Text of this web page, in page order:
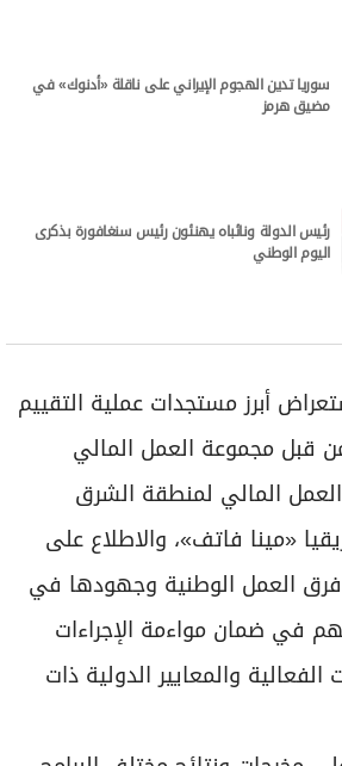
سوريا تدين الهجوم الإيراني على ناقلة «أدنوك» في
مضيق هرمز
رئيس الدولة ونائباه يهنئون رئيس سنغافورة بذكرى
اليوم الوطني
أبرز مستجدات عملية التقييم
قبل مجموعة العمل المالي
المالي لمنطقة الشرق
«مينا فاتف»، والاطلاع على
العمل الوطنية وجهودها في
في ضمان مواءمة الإجراءات
والمعايير الدولية ذات